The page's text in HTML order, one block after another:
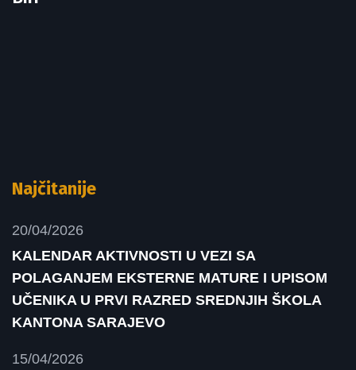
Najčitanije
20/04/2026
KALENDAR AKTIVNOSTI U VEZI SA
POLAGANJEM EKSTERNE MATURE I UPISOM
UČENIKA U PRVI RAZRED SREDNJIH ŠKOLA
KANTONA SARAJEVO
15/04/2026